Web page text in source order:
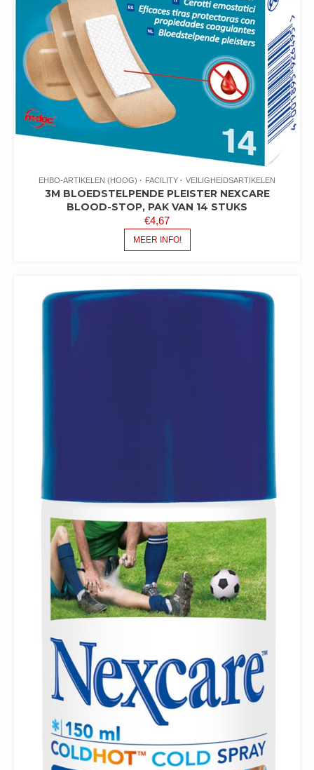
EHBO-ARTIKELEN (HOOG) FACILITY VEILIGHEIDSARTIKELEN
3M BLOEDSTELPENDE PLEISTER NEXCARE
BLOOD-STOP, PAK VAN 14 STUKS
€4,67
MEER INFO!